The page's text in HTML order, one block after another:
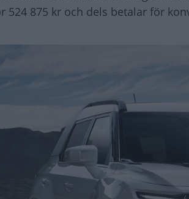
524 875 kr och dels betalar för